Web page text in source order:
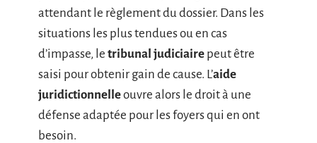
attendant le règlement du dossier. Dans les
situations les plus tendues ou en cas
d’impasse, le tribunal judiciaire peut être
saisi pour obtenir gain de cause. L’aide
juridictionnelleouvre alors le droit à une
défense adaptée pour les foyers qui en ont
besoin.